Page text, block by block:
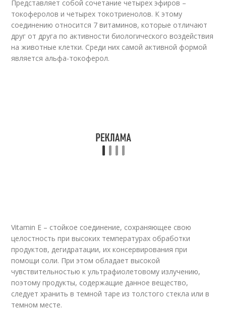
Представляет собой сочетание четырех эфиров –
токоферолов и четырех токотриенолов. К этому
соединению относится 7 витаминов, которые отличают
друг от друга по активности биологического воздействия
на животные клетки. Среди них самой активной формой
является альфа-токоферол.
Vitamin E – стойкое соединение, сохраняющее свою
целостность при высоких температурах обработки
продуктов, дегидратации, их консервирования при
помощи соли. При этом обладает высокой
чувствительностью к ультрафиолетовому излучению,
поэтому продукты, содержащие данное вещество,
следует хранить в темной таре из толстого стекла или в
темном месте.